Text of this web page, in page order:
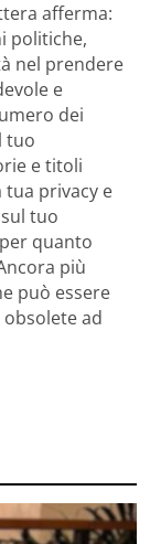
afferma:
politiche,
nel prendere
e
dei
tuo
e titoli
tua privacy e
tuo
quanto
più
può essere
ad